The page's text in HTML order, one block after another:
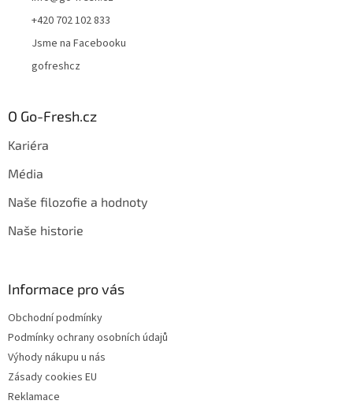
+420 702 102 833
Jsme na Facebooku
gofreshcz
O Go-Fresh.cz
Kariéra
Média
Naše filozofie a hodnoty
Naše historie
Informace pro vás
Obchodní podmínky
Podmínky ochrany osobních údajů
Výhody nákupu u nás
Zásady cookies EU
Reklamace